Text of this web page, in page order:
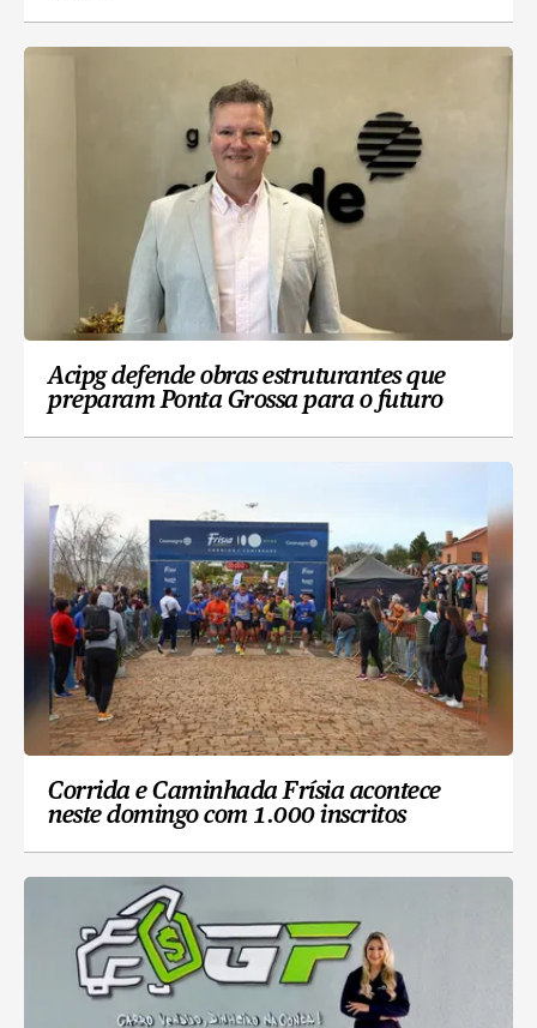
Acipg defende obras estruturantes que
preparam Ponta Grossa para o futuro
Corrida e Caminhada Frísia acontece
neste domingo com 1.000 inscritos